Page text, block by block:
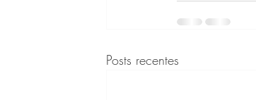
Posts recentes